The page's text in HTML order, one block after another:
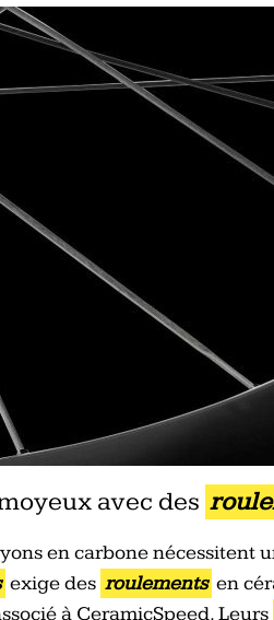
avec des
en carbone nécessitent
exige des roulements en
à CeramicSpeed. Leurs